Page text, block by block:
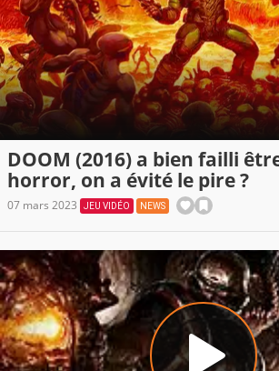
DOOM (2016) a bien failli
horror, on a évité le pire ?
07 mars 2023 JEU VIDÉO NEWS